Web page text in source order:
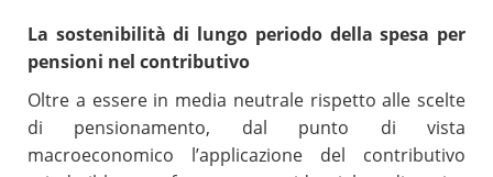
La sostenibilità di lungo periodo della spesa per
pensioni nel contributivo
Oltre a essere in media neutrale rispetto alle scelte
di pensionamento, dal punto di vista
macroeconomico l’applicazione del contributivo